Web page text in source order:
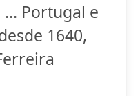
Portugal e
1640,